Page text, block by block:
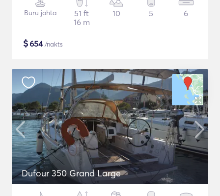
Buru jahta
51 ft
16 m
10 5 6
$654/nakts
Dufour 350 Grand Large